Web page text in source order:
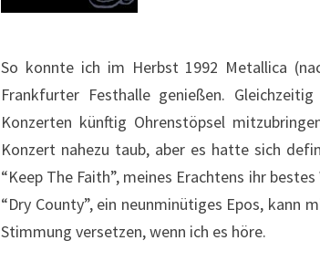
So konnte ich im Herbst 1992 Metallica
Frankfurter Festhalle genießen.
Konzerten künftig Ohrenstöpsel
Konzert nahezu taub, aber es hatte sich
“Keep The Faith”, meines Erachtens ihr
“Dry County”, ein neunminütiges Epos, kann
Stimmung versetzen, wenn ich es höre.